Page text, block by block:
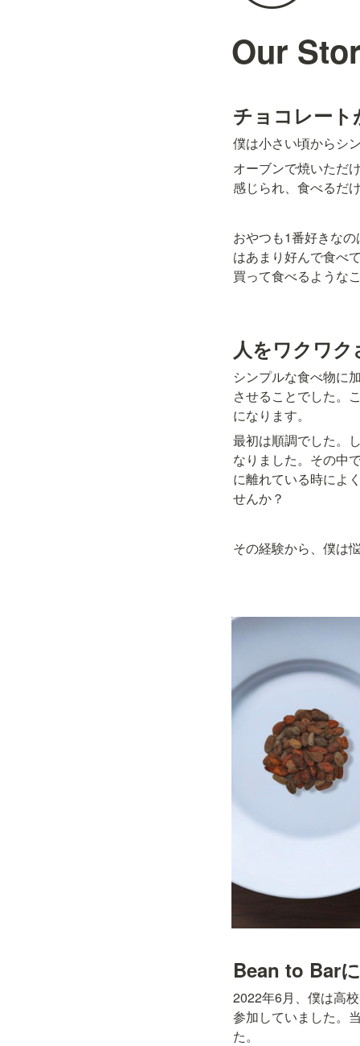
Our
チョコレー
僕は小さい頃からシ
オーブンで焼いただ
感じられ、食べるだ
おやつも1番好きな
はあまり好んで食べ
買って食べるような
人をワクワ
シンプルな食べ物に
させることでした。
になります。
最初は順調でした。
なりました。その中
に離れている時によ
せんか？
その経験から、僕は
Bean to Bar
2022年6月、僕は高
参加していました。
た。